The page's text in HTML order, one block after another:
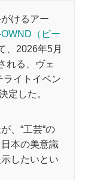
けるアー
OWND（ビー
、2026年5月
れる、ヴェ
ライトイベン
定した。
、“工芸“の
本の美意識
したいとい